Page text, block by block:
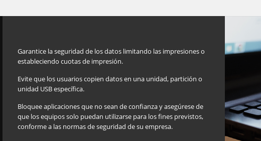
Garantice la seguridad de los datos limitando las impresiones o
estableciendo cuotas de impresión.
Evite que los usuarios copien datos en una unidad, partición o
unidad USB específica.
Bloquee aplicaciones que no sean de confianza y asegúrese de
que los equipos solo puedan utilizarse para los fines previstos,
conforme a las normas de seguridad de su empresa.